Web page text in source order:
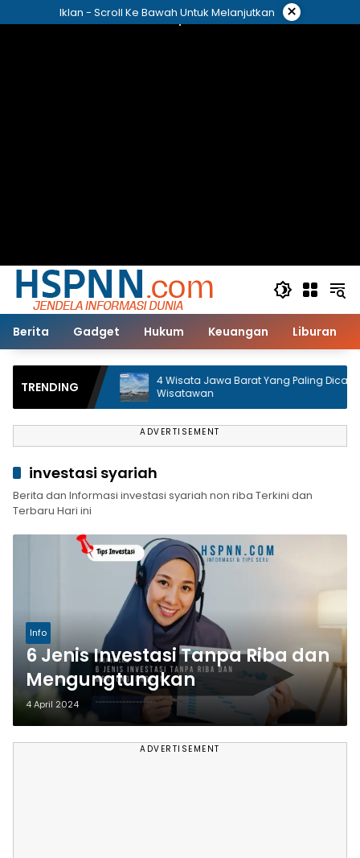
ke
Iklan - Scroll Ke Bawah Untuk Melanjutkan ×
Berita Gadget Hukum Keuangan Liburan
TRENDING
4 Wisata Jawa Barat Yang Paling Dicari
Wisatawan
ADVERTISEMENT
investasi syariah
Berita dan Informasi investasi syariah non riba Terkini dan
Terbaru Hari ini
Info
6 Jenis Investasi Tanpa Riba dan
Mengungtungkan
4 April 2024
ADVERTISEMENT